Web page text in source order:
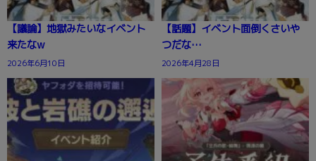
【議論】地獄みたいなイベント
来たなw
2026年6月10日
【話題】イベント面倒くさいや
つだな…
2026年4月28日